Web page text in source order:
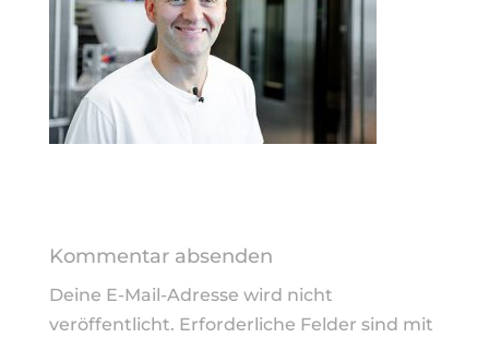
Kommentar absenden
Deine E-Mail-Adresse wird nicht
veröffentlicht. Erforderliche Felder sind mit